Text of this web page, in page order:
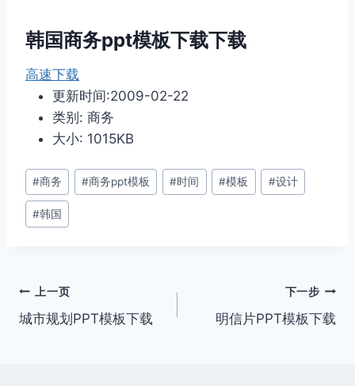
韩国商务ppt模板下载下载
高速下载
更新时间:2009-02-22
类别: 商务
大小: 1015KB
文
章
标
#商务 #商务ppt模板 #时间 #模板 #设计
#韩国
文
章
上一页
城市规划PPT模板下载
下一步
明信片PPT模板下载